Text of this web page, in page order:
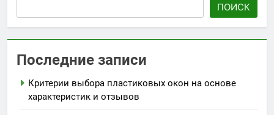
ПОИСК
Последние записи
Критерии выбора пластиковых окон на основе
характеристик и отзывов